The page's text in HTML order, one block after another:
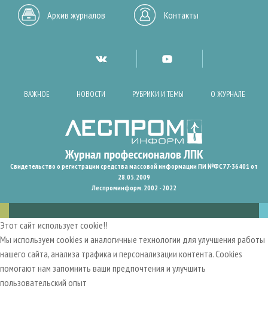
Архив журналов Контакты
ВАЖНОЕ НОВОСТИ РУБРИКИ И ТЕМЫ О ЖУРНАЛЕ
Свидетельство о регистрации средства массовой информации ПИ №ФС77-36401 от
28.05.2009
Леспроминформ. 2002 - 2022
Этот сайт использует cookie!!
Мы используем cookies и аналогичные технологии для улучшения работы
нашего сайта, анализа трафика и персонализации контента. Cookies
помогают нам запомнить ваши предпочтения и улучшить
пользовательский опыт